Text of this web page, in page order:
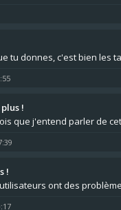
!
!